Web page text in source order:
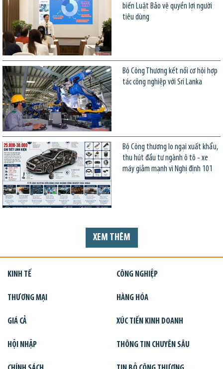
biến Luật Bảo vệ quyền lợi người
tiêu dùng
Bộ Công Thương kết nối cơ hội hợp
tác công nghiệp với Sri Lanka
Bộ Công thương lo ngại xuất khẩu,
thu hút đầu tư ngành ô tô - xe
máy giảm mạnh vì Nghị định 101
XEM THÊM
KINH TẾ CÔNG NGHIỆP
THƯƠNG MẠI HÀNG HÓA
GIÁ CẢ XÚC TIẾN KINH DOANH
HỘI NHẬP THÔNG TIN CHUYÊN SÂU